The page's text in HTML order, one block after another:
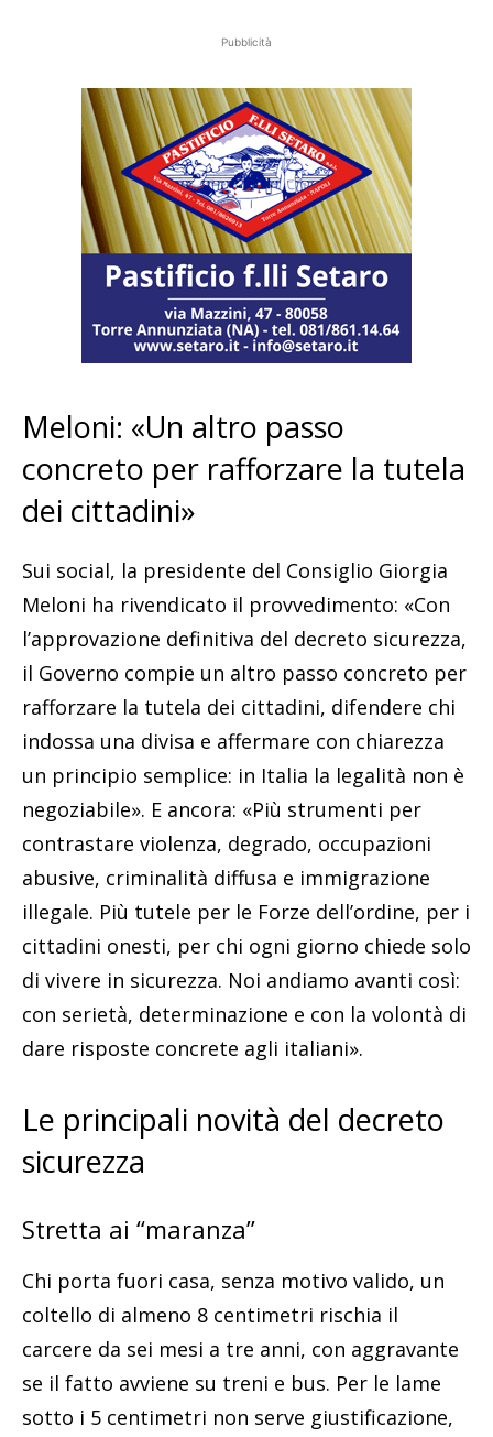
Pubblicità
Meloni: «Un altro passo
concreto per rafforzare la tutela
dei cittadini»
Sui social, la presidente del Consiglio Giorgia
Meloni ha rivendicato il provvedimento: «Con
l’approvazione definitiva del decreto sicurezza,
il Governo compie un altro passo concreto per
rafforzare la tutela dei cittadini, difendere chi
indossa una divisa e affermare con chiarezza
un principio semplice: in Italia la legalità non è
negoziabile». E ancora: «Più strumenti per
contrastare violenza, degrado, occupazioni
abusive, criminalità diffusa e immigrazione
illegale. Più tutele per le Forze dell’ordine, per i
cittadini onesti, per chi ogni giorno chiede solo
di vivere in sicurezza. Noi andiamo avanti così:
con serietà, determinazione e con la volontà di
dare risposte concrete agli italiani».
Le principali novità del decreto
sicurezza
Stretta ai “maranza”
Chi porta fuori casa, senza motivo valido, un
coltello di almeno 8 centimetri rischia il
carcere da sei mesi a tre anni, con aggravante
se il fatto avviene su treni e bus. Per le lame
sotto i 5 centimetri non serve giustificazione,